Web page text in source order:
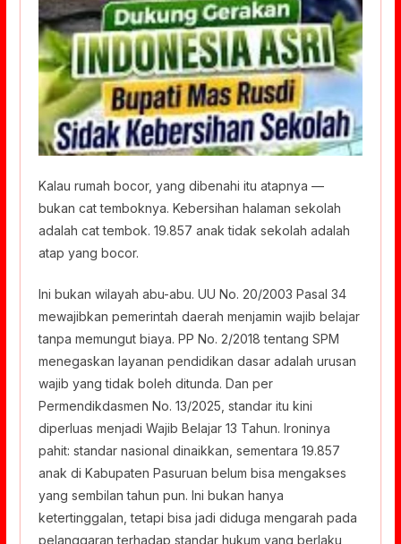
Kalau rumah bocor, yang dibenahi itu atapnya —
bukan cat temboknya. Kebersihan halaman sekolah
adalah cat tembok. 19.857 anak tidak sekolah adalah
atap yang bocor.
Ini bukan wilayah abu-abu. UU No. 20/2003 Pasal 34
mewajibkan pemerintah daerah menjamin wajib belajar
tanpa memungut biaya. PP No. 2/2018 tentang SPM
menegaskan layanan pendidikan dasar adalah urusan
wajib yang tidak boleh ditunda. Dan per
Permendikdasmen No. 13/2025, standar itu kini
diperluas menjadi Wajib Belajar 13 Tahun. Ironinya
pahit: standar nasional dinaikkan, sementara 19.857
anak di Kabupaten Pasuruan belum bisa mengakses
yang sembilan tahun pun. Ini bukan hanya
ketertinggalan, tetapi bisa jadi diduga mengarah pada
pelanggaran terhadap standar hukum yang berlaku